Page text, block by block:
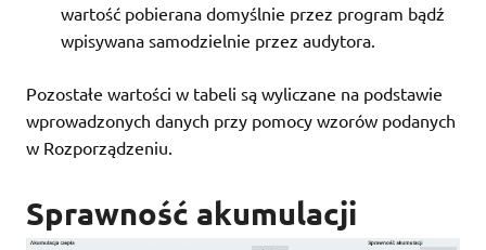
wartość pobierana domyślnie przez program bądź
wpisywana samodzielnie przez audytora.
Pozostałe wartości w tabeli są wyliczane na podstawie
wprowadzonych danych przy pomocy wzorów podanych
w Rozporządzeniu.
Sprawność akumulacji